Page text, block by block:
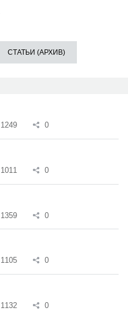
СТАТЬИ (АРХИВ)
1249 0
1011 0
1359 0
1105 0
1132 0